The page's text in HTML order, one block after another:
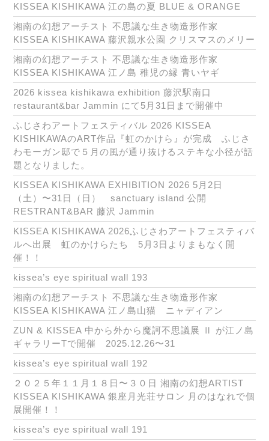
KISSEA KISHIKAWA 江の島の夏 BLUE & ORANGE
湘南の幻想アーチスト 不思議な生き物造形作家
KISSEA KISHIKAWA 藤沢親水公園 クリスマスのメリー
湘南の幻想アーチスト 不思議な生き物造形作家
KISSEA KISHIKAWA 江ノ島 稚児の縁 青いヤギ
2026 kissea kishikawa exhibition 藤沢駅南口
restaurant&bar Jammin にて5月31日まで開催中
ふじさわアートフェスティバル 2026 KISSEA
KISHIKAWAのART作品『虹のかけら』が完成 ふじさ
わモーガン邸で５月の風が通り抜けるステキな小径が話
題となりました。
KISSEA KISHIKAWA EXHIBITION 2026 5月2日
（土）〜31日（日） sanctuary island 公開
RESTRANT&BAR 藤沢 Jammin
KISSEA KISHIKAWA 2026ふじさわアートフェスティバ
ルへ出展 虹のかけらたち 5月3日よりまもなく開
催！！
kissea’s eye spiritual wall 193
湘南の幻想アーチスト 不思議な生き物造形作家
KISSEA KISHIKAWA 江ノ島山猫 ニャディアン
ZUN & KISSEA 中から外から魔訶不思議展 Ⅱ が江ノ島
ギャラリーTで開催 2025.12.26〜31
kissea’s eye spiritual wall 192
２０２５年１１月１８日〜３０日 湘南の幻想ARTIST
KISSEA KISHIKAWA 銀座月光荘サロン 月のはなれで個
展開催！！
kissea’s eye spiritual wall 191